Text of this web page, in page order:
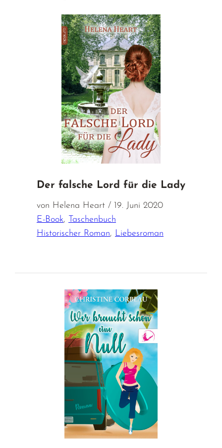
Der falsche Lord für die Lady
von Helena Heart / 19. Juni 2020
E-Book,
Taschenbuch
Historischer Roman, Liebesroman